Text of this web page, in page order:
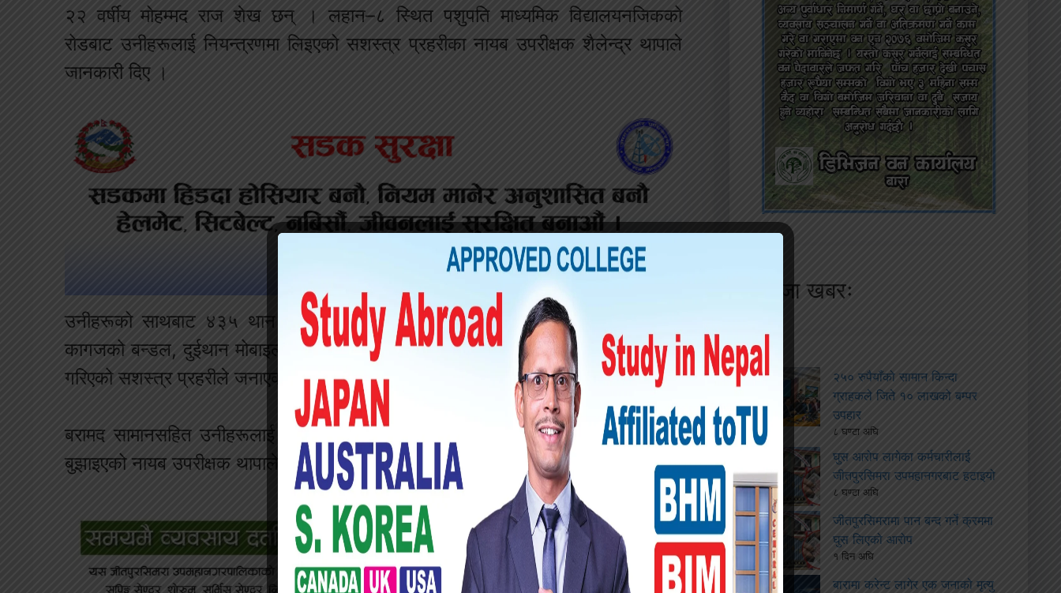
२२ वर्षीय मोहम्मद राज शेख छन् । लहान–८ स्थित पशुपति माध्यमिक विद्यालयनजिकको
रोडबाट उनीहरूलाई नियन्त्रणमा लिइएको सशस्त्र प्रहरीका नायब उपरीक्षक शैलेन्द्र थापाले
जानकारी दिए ।
उनीहरूको साथबाट ४३५ थान एक हजार दरका नक्कली नोट, नोट बनाउन प्रयोग गरिने
कागजको बन्डल, दुईथान मोबाइल सेट, सातथान सिमकार्ड र एक हजार ५५ रुपैयाँ समेत बरामद
गरिएको सशस्त्र प्रहरीले जनाएको छ ।
बरामद सामानसहित उनीहरूलाई आवश्यक कारबाहीका लागि इलाका प्रहरी कार्यालय लहानमा
बुझाइएको नायब उपरीक्षक थापाले जानकारी दिए ।
ताजा खबरः
२५० रुपैयाँको सामान किन्दा
ग्राहकले जिते १० लाखको बम्पर
उपहार
८ घण्टा अघि
घुस आरोप लागेका कर्मचारीलाई
जीतपुरसिमरा उपमहानगरबाट हटाइयो
८ घण्टा अघि
जीतपुरसिमरामा पान बन्द गर्ने क्रममा
घुस लिएको आरोप
१ दिन अघि
बारामा करेन्ट लागेर एक जनाको मृत्यु